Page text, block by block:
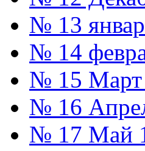
№ 13
№ 14
№ 15 Март
№ 16
№ 17 Май